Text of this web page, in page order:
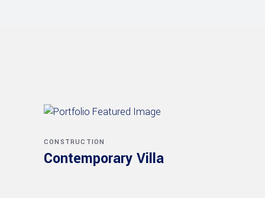
CONSTRUCTION
Contemporary Villa